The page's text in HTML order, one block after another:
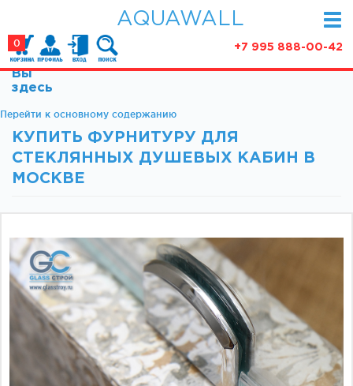
Перейти к основному содержанию
AQUAWALL
+7 995 888-00-42
0
КАТАЛОГ
Фурнитура для раздвижных дверей (закрытые
Фурнитура для раздвижных дверей (открытые
механизмы)
Фурнитура для маятниковых дверей
Замки и ответки
Зажимные профили
Фурнитура для межкомнатных дверей
Фурнитура для душевых ограждений (раздвижная
серия)
Фурнитура для душевых ограждений (распашная серия)
Двери межкомнатные цельностеклянные
АКЦИИ
ПАРТНЕРСТВО
СТАТЬИ
Вы
здесь
КУПИТЬ ФУРНИТУРУ ДЛЯ
СТЕКЛЯННЫХ ДУШЕВЫХ КАБИН В
МОСКВЕ